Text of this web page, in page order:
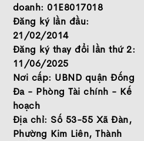
doanh: 01E8017018
Đăng ký lần đầu:
21/02/2014
Đăng ký thay đổi lần thứ 2:
11/06/2025
Nơi cấp: UBND quận Đống
Đa - Phòng Tài chính - Kế
hoạch
Địa chỉ: Số 53-55 Xã Đàn,
Phường Kim Liên, Thành